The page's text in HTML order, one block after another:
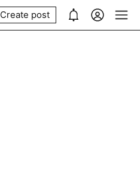
Create post